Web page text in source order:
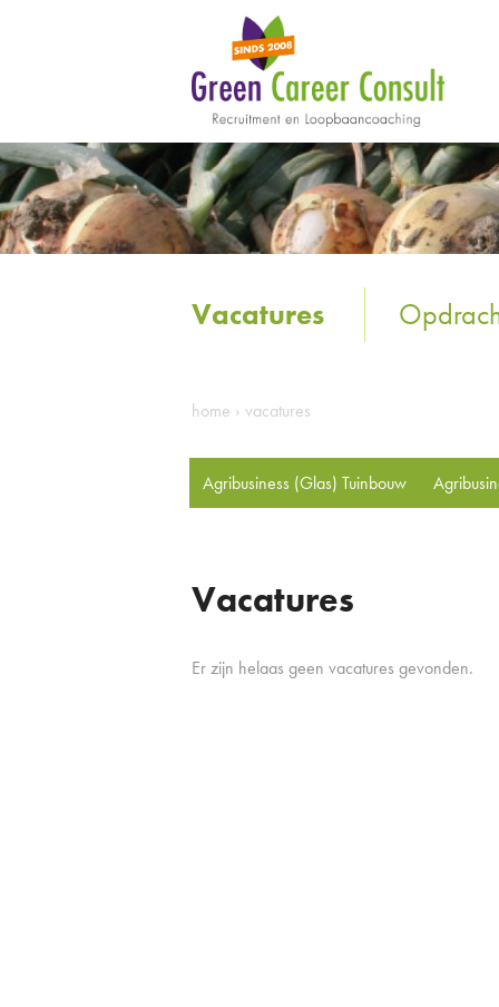
Vacatures
home › vacatures
Agribusiness (Glas) Tuinbouw
Vacatures
Er zijn helaas geen vacatures gevonden.